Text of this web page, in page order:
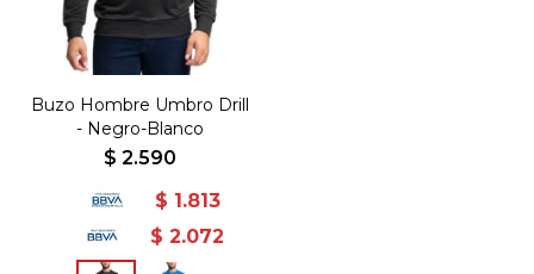
Buzo Hombre Umbro Drill
- Negro-Blanco
$ 2.590
$ 1.813
$ 2.072